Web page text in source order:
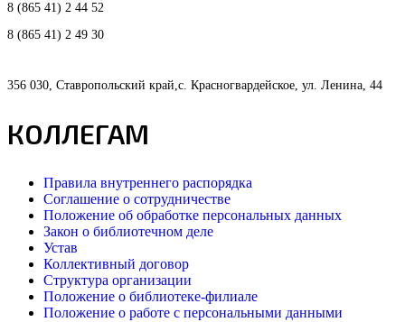
8 (865 41) 2 44 52
8 (865 41) 2 49 30
356 030, Ставропольский край,с. Красногвардейское, ул. Ленина, 44
КОЛЛЕГАМ
Правила внутреннего распорядка
Соглашение о сотрудничестве
Положение об обработке персональных данных
Закон о библиотечном деле
Устав
Коллективный договор
Структура организации
Положение о библиотеке-филиале
Положение о работе с персональными данными